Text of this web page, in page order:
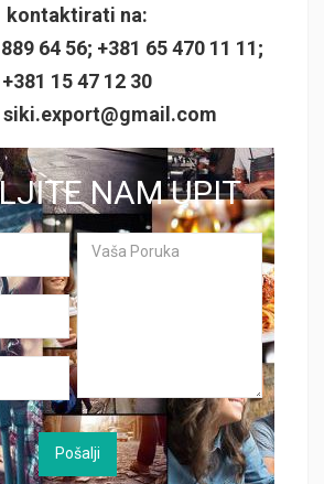
kontaktirati na:
64 56; +381 65 470 11 11;
+381 15 47 12 30
siki.export@gmail.com
NAM UPIT